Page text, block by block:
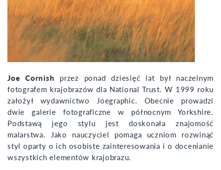
Joe Cornish przez ponad dziesięć lat był naczelnym
fotografem krajobrazów dla National Trust. W 1999 roku
założył wydawnictwo Joegraphic. Obecnie prowadzi
dwie galerie fotograficzne w północnym Yorkshire.
Podstawą jego stylu jest doskonała znajomość
malarstwa. Jako nauczyciel pomaga uczniom rozwinąć
styl oparty o ich osobiste zainteresowania i o docenianie
wszystkich elementów krajobrazu.